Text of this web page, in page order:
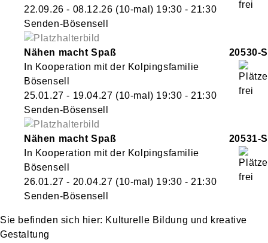
22.09.26 - 08.12.26 (10-mal) 19:30 - 21:30
Senden-Bösensell
Nähen macht Spaß
20530-S
In Kooperation mit der Kolpingsfamilie
Bösensell
25.01.27 - 19.04.27 (10-mal) 19:30 - 21:30
Senden-Bösensell
Nähen macht Spaß
20531-S
In Kooperation mit der Kolpingsfamilie
Bösensell
26.01.27 - 20.04.27 (10-mal) 19:30 - 21:30
Senden-Bösensell
Kulturelle Bildung und kreative
Gestaltung